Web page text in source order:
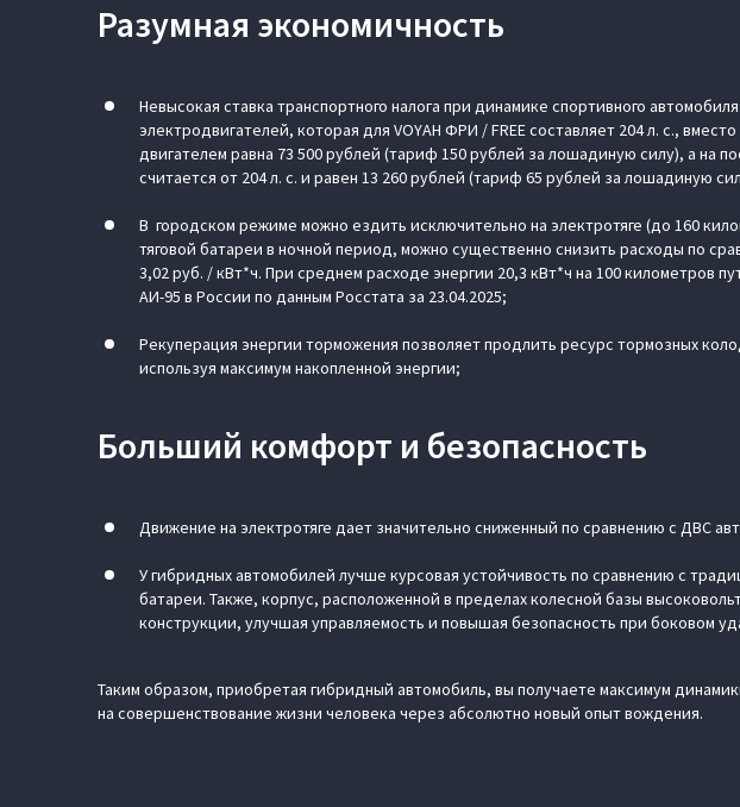
Разумная экономичность
Невысокая ставка транспортного налога при динамике спортивного
электродвигателей, которая для VOYAH ФРИ / FREE составляет 204 л. с.,
двигателем равна 73 500 рублей (тариф 150 рублей за лошадиную силу), а на
считается от 204 л. с. и равен 13 260 рублей (тариф 65 рублей за лошадиную
В городском режиме можно ездить исключительно на электротяге (до 160
тяговой батареи в ночной период, можно существенно снизить расходы по
3,02 руб. / кВт*ч. При среднем расходе энергии 20,3 кВт*ч на 100 километров
АИ-95 в России по данным Росстата за 23.04.2025;
Рекуперация энергии торможения позволяет продлить ресурс тормозных
используя максимум накопленной энергии;
Больший комфорт и безопасность
Движение на электротяге дает значительно сниженный по сравнению с ДВС
У гибридных автомобилей лучше курсовая устойчивость по сравнению с
батареи. Также, корпус, расположенной в пределах колесной базы
конструкции, улучшая управляемость и повышая безопасность при боковом
Таким образом, приобретая гибридный автомобиль, вы получаете максимум
на совершенствование жизни человека через абсолютно новый опыт вождения.